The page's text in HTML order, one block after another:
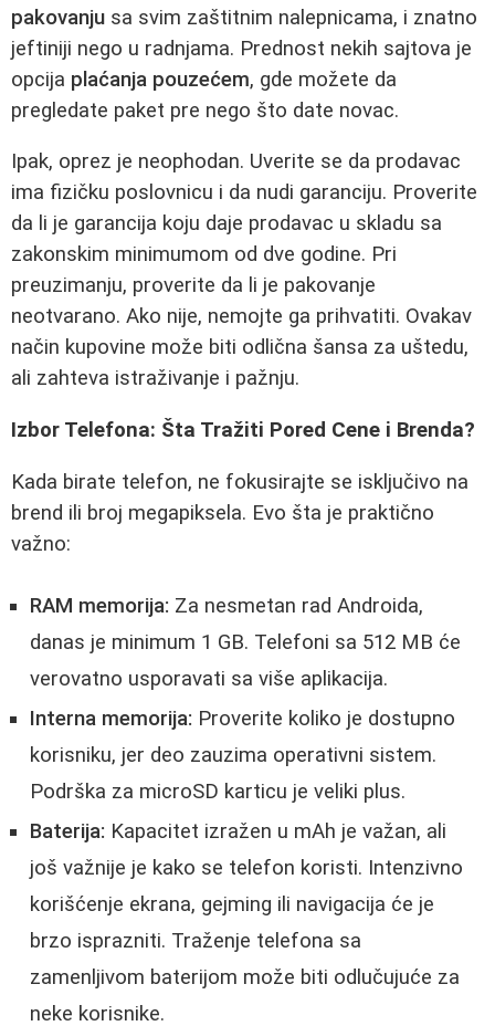
pakovanju sa svim zaštitnim nalepnicama, i znatno
jeftiniji nego u radnjama. Prednost nekih sajtova je
opcija plaćanja pouzećem, gde možete da
pregledate paket pre nego što date novac.
Ipak, oprez je neophodan. Uverite se da prodavac
ima fizičku poslovnicu i da nudi garanciju. Proverite
da li je garancija koju daje prodavac u skladu sa
zakonskim minimumom od dve godine. Pri
preuzimanju, proverite da li je pakovanje
neotvarano. Ako nije, nemojte ga prihvatiti. Ovakav
način kupovine može biti odlična šansa za uštedu,
ali zahteva istraživanje i pažnju.
Izbor Telefona: Šta Tražiti Pored Cene i Brenda?
Kada birate telefon, ne fokusirajte se isključivo na
brend ili broj megapiksela. Evo šta je praktično
važno:
RAM memorija: Za nesmetan rad Androida,
danas je minimum 1 GB. Telefoni sa 512 MB će
verovatno usporavati sa više aplikacija.
Interna memorija: Proverite koliko je dostupno
korisniku, jer deo zauzima operativni sistem.
Podrška za microSD karticu je veliki plus.
Baterija: Kapacitet izražen u mAh je važan, ali
još važnije je kako se telefon koristi. Intenzivno
korišćenje ekrana, gejming ili navigacija će je
brzo isprazniti. Traženje telefona sa
zamenljivom baterijom može biti odlučujuće za
neke korisnike.